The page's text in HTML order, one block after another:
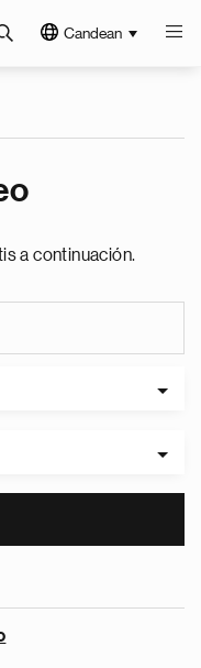
Candean
a continuación.